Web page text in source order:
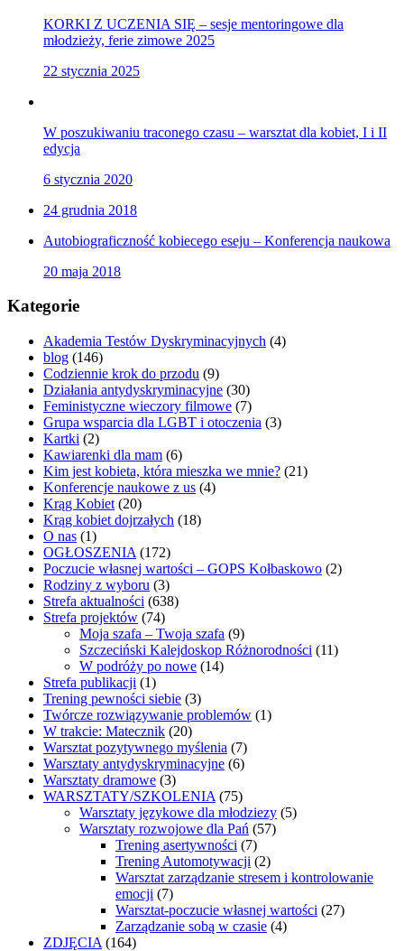
KORKI Z UCZENIA SIĘ – sesje mentoringowe dla
młodzieży, ferie zimowe 2025
22 stycznia 2025
W poszukiwaniu traconego czasu – warsztat dla kobiet, I i II
edycja
6 stycznia 2020
24 grudnia 2018
Autobiograficzność kobiecego eseju – Konferencja naukowa
20 maja 2018
Kategorie
Akademia Testów Dyskryminacyjnych (4)
blog (146)
Codziennie krok do przodu (9)
Działania antydyskryminacyjne (30)
Feministyczne wieczory filmowe (7)
Grupa wsparcia dla LGBT i otoczenia (3)
Kartki (2)
Kawiarenki dla mam (6)
Kim jest kobieta, która mieszka we mnie? (21)
Konferencje naukowe z us (4)
Krąg Kobiet (20)
Krąg kobiet dojrzałych (18)
O nas (1)
OGŁOSZENIA (172)
Poczucie własnej wartości – GOPS Kołbaskowo (2)
Rodziny z wyboru (3)
Strefa aktualności (638)
Strefa projektów (74)
Moja szafa – Twoja szafa (9)
Szczeciński Kalejdoskop Różnorodności (11)
W podróży po nowe (14)
Strefa publikacji (1)
Trening pewności siebie (3)
Twórcze rozwiązywanie problemów (1)
W trakcie: Matecznik (20)
Warsztat pozytywnego myślenia (7)
Warsztaty antydyskryminacyjne (6)
Warsztaty dramowe (3)
WARSZTATY/SZKOLENIA (75)
Warsztaty językowe dla młodziezy (5)
Warsztaty rozwojowe dla Pań (57)
Trening asertywności (7)
Trening Automotywacji (2)
Warsztat zarządzanie stresem i kontrolowanie
emocji (7)
Warsztat-poczucie własnej wartości (27)
Zarządzanie sobą w czasie (4)
ZDJĘCIA (164)